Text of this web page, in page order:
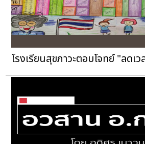
โรงเรียนสุขภาวะตอบโจทย์ "ลดเว